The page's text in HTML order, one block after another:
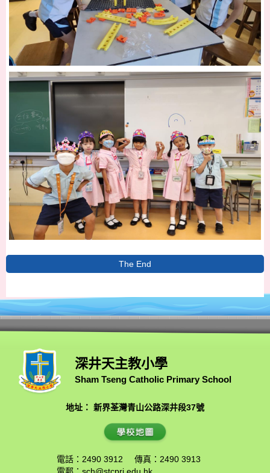
The End
深井天主教小學
Sham Tseng Catholic Primary School
地址： 新界荃灣青山公路深井段37號
電話：2490 3912
傳真：2490 3913